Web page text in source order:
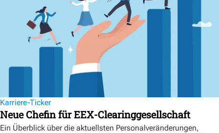
Karriere-Ticker
Neue Chefin für EEX-Clearinggesellschaft
Ein Überblick über die aktuellsten Personalveränderungen,